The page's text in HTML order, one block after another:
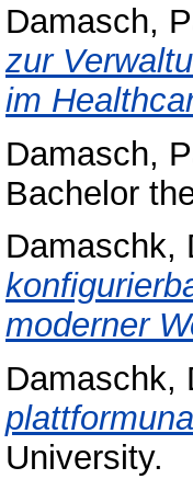
Damasch,
zur
im
Damasch,
Bachelor
Damaschk,
moderner
Damaschk,
University.